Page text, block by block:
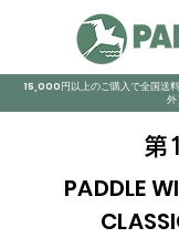
15,000円以上のご購入で全国送
外）
第
PADDLE